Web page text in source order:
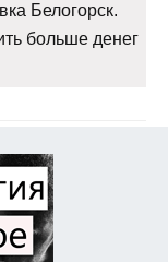
Белогорск.
больше денег